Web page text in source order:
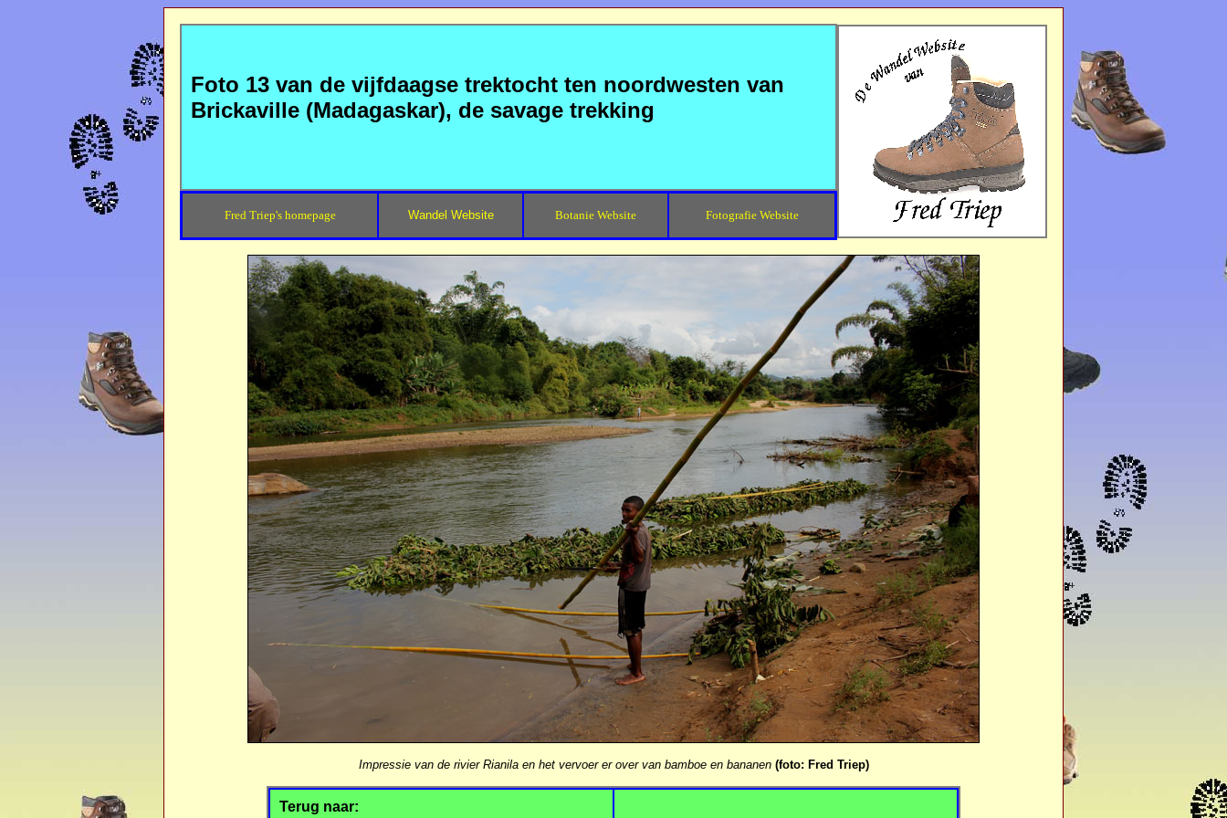
Foto 13 van de vijfdaagse trektocht ten noordwesten van
Brickaville (Madagaskar), de savage trekking
Fred Triep's homepage Wandel Website Botanie Website Fotografie Website
Impressie van de rivier Rianila en het vervoer er over van bamboe en bananen(foto: Fred Triep)
Terug naar: